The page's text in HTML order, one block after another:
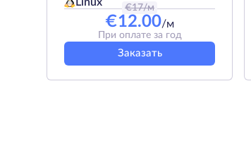
€17/м
€12.00/м
При оплате за год
Заказать